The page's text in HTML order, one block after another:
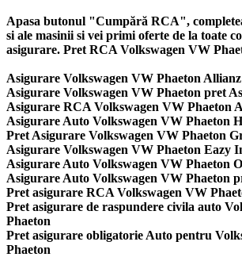
Apasa butonul "Cumpără RCA",
si ale masinii si vei primi oferte de la toate
asigurare. Pret RCA Volkswagen VW
Asigurare Volkswagen VW Phaeton
Asigurare Volkswagen VW Phaeton pret
Asigurare RCA Volkswagen VW Phaeton
Asigurare Auto Volkswagen VW Phaeton
Pret Asigurare Volkswagen VW Phaeton
Asigurare Volkswagen VW Phaeton Eazy
Asigurare Auto Volkswagen VW Phaeton
Asigurare Auto Volkswagen VW Phaeton
Pret asigurare RCA Volkswagen VW
Pret asigurare de raspundere civila auto
Phaeton
Pret asigurare obligatorie Auto pentru
Phaeton